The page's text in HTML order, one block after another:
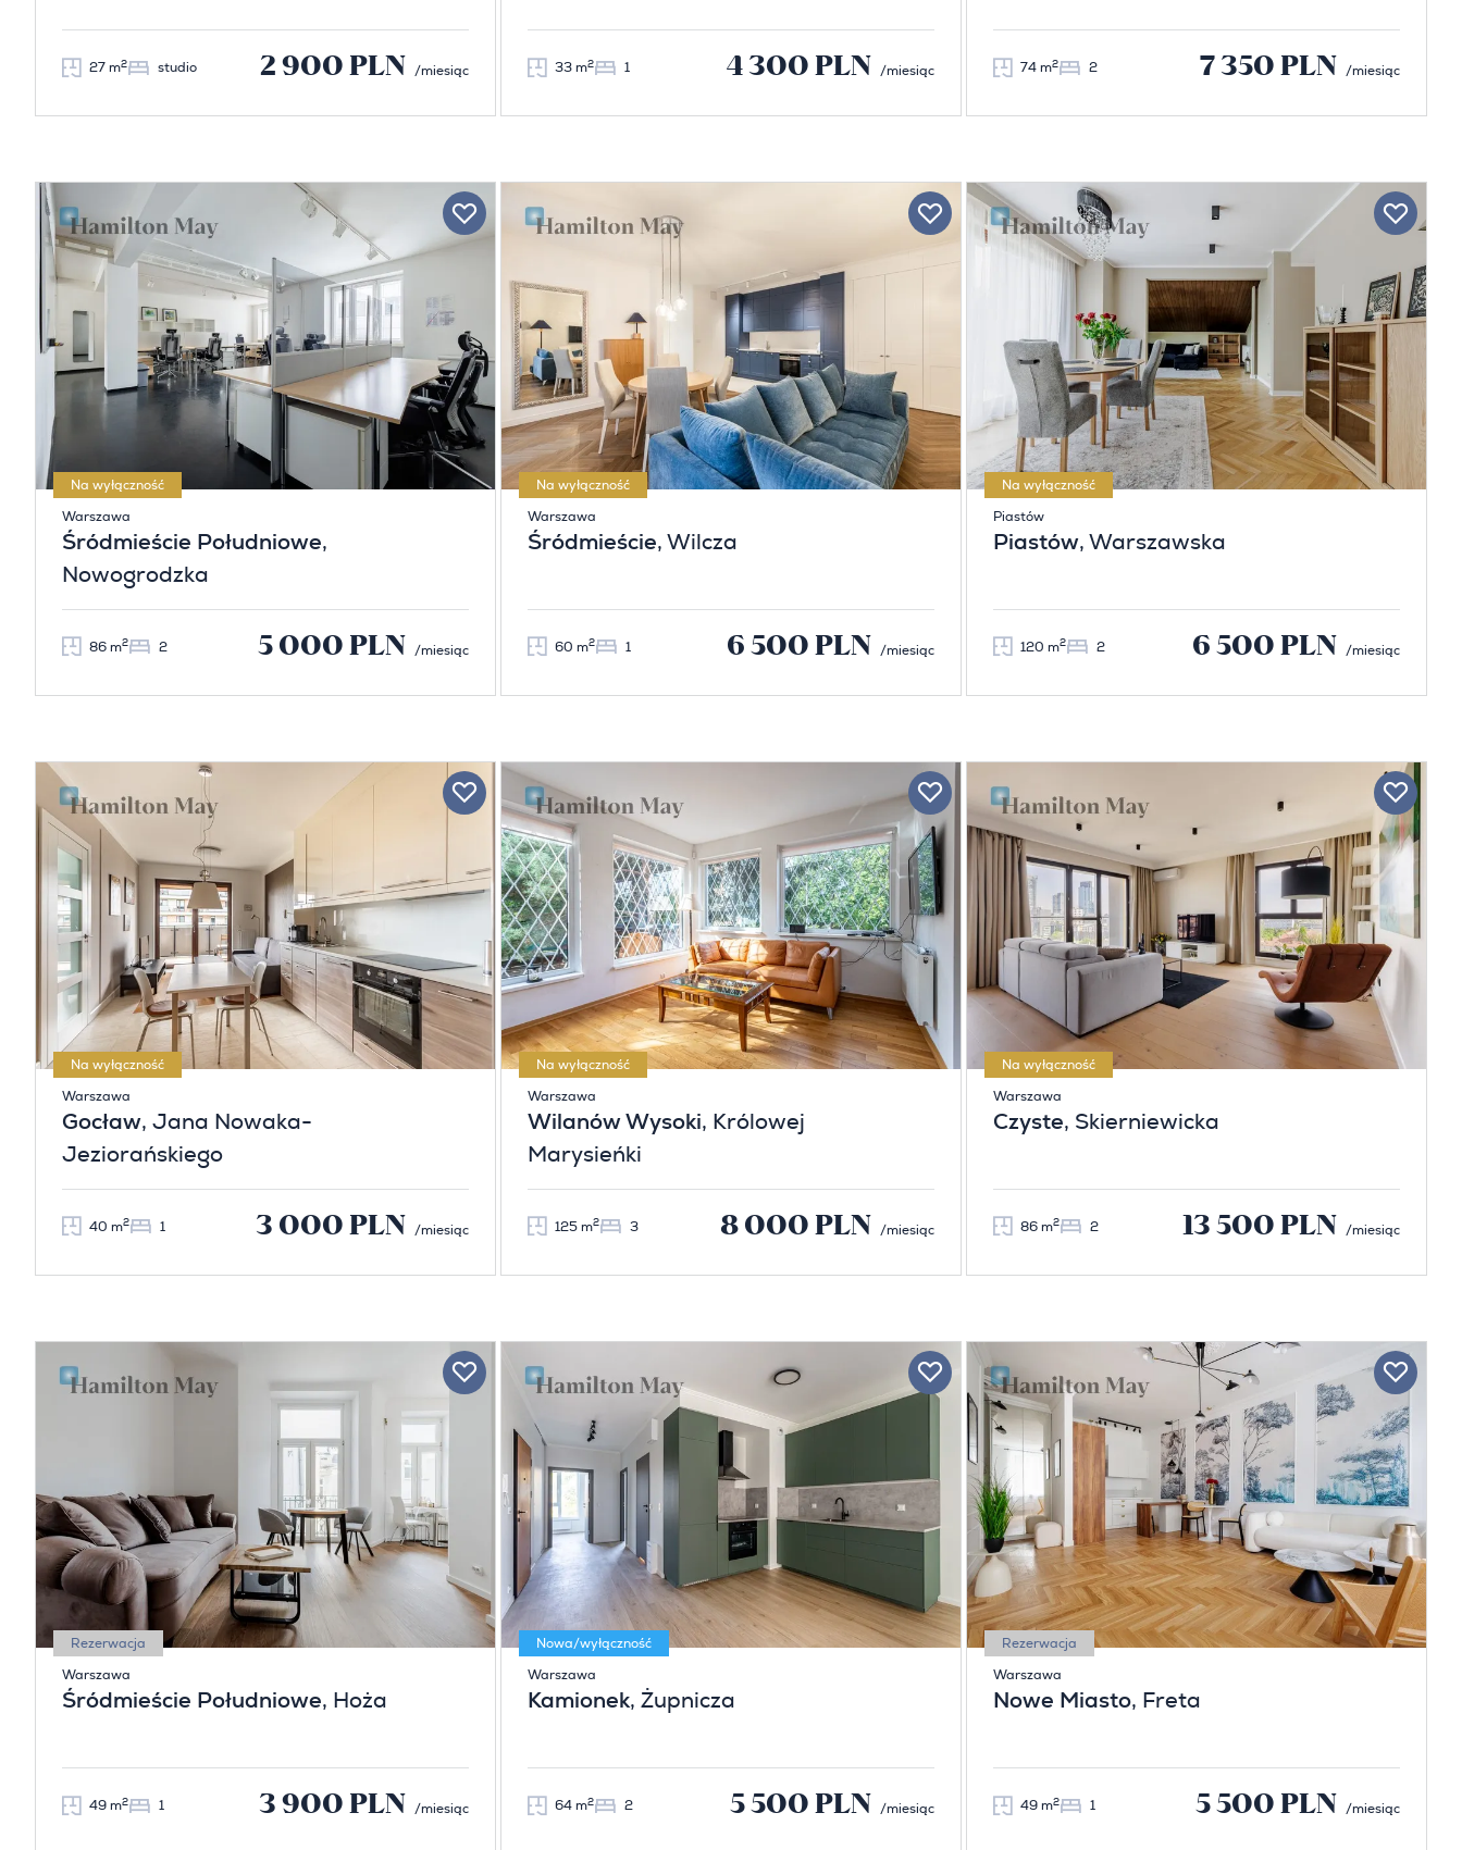
27 m2 studio 2 900 PLN /miesiąc 33 m2 1 4 300 PLN /miesiąc 74 m2 2 7 350 PLN /miesiąc
Na wyłączność
Warszawa
Śródmieście Południowe,
Nowogrodzka
86 m2 2 5 000 PLN /miesiąc
Na wyłączność
Warszawa
Śródmieście, Wilcza
60 m2 1 6 500 PLN /miesiąc
Na wyłączność
Piastów
Piastów, Warszawska
120 m2 2 6 500 PLN /miesiąc
Na wyłączność
Warszawa
Gocław, Jana Nowaka-
Jeziorańskiego
40 m2 1 3 000 PLN /miesiąc
Na wyłączność
Warszawa
Wilanów Wysoki, Królowej
Marysieńki
125 m2 3 8 000 PLN /miesiąc
Na wyłączność
Warszawa
Czyste, Skierniewicka
86 m2 2 13 500 PLN /miesiąc
Rezerwacja
Warszawa
Śródmieście Południowe, Hoża
49 m2 1 3 900 PLN /miesiąc
Nowa/wyłączność
Warszawa
Kamionek, Żupnicza
64 m2 2 5 500 PLN /miesiąc
Rezerwacja
Warszawa
Nowe Miasto, Freta
49 m2 1 5 500 PLN /miesiąc